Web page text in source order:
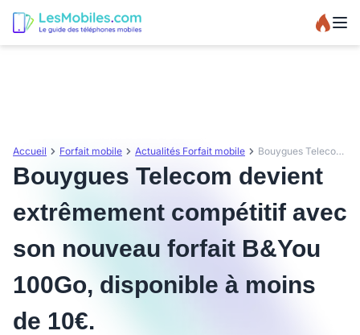
Accueil Forfait mobile Actualités Forfait mobile Bouygues Telecom devient extrêmement compétitif avec son nouveau forfait B&You 100Go, disponible à moins de 10€.
Bouygues Telecom devient
extrêmement compétitif avec
son nouveau forfait B&You
100Go, disponible à moins
de 10€.